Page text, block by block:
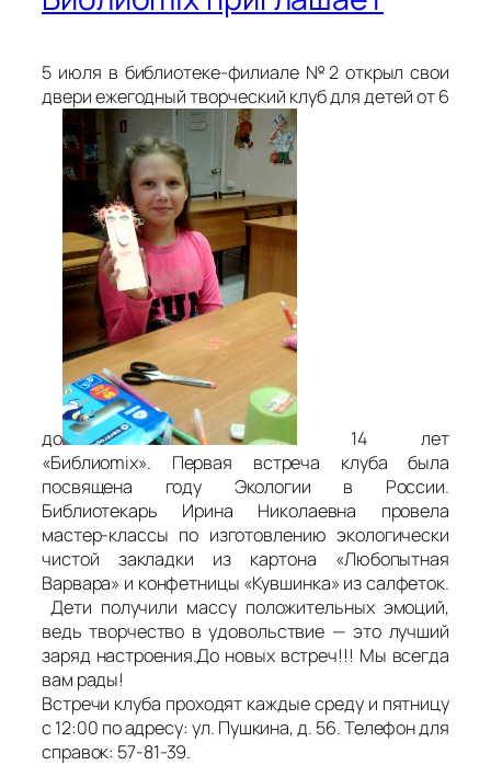
5 июля в библиотеке-филиале №2 открыл свои
двери ежегодный творческий клуб для детей от 6
до
14 лет
«Библиоmix». Первая встреча клуба была
посвящена году Экологии в России.
Библиотекарь Ирина Николаевна провела
мастер-классы по изготовлению экологически
чистой закладки из картона «Любопытная
Варвара» и конфетницы «Кувшинка» из салфеток.
Дети получили массу положительных эмоций,
ведь творчество в удовольствие — это лучший
заряд настроения.До новых встреч!!! Мы всегда
вам рады!
Встречи клуба проходят каждые среду и пятницу
с 12:00 по адресу: ул. Пушкина, д. 56. Телефон для
справок: 57-81-39.